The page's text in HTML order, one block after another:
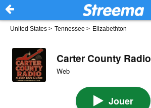
United States > Tennessee > Elizabethton
Carter County Radio
Web
Jouer